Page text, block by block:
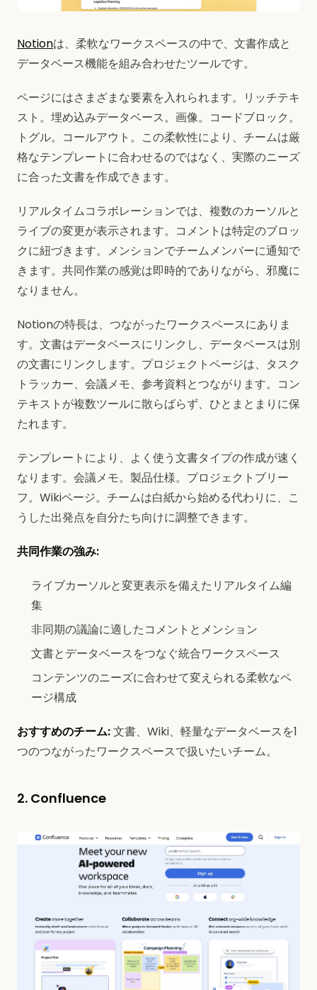
Notionは、柔軟なワークスペースの中で、文書作成と
データベース機能を組み合わせたツールです。
ページにはさまざまな要素を入れられます。リッチテキ
スト。埋め込みデータベース。画像。コードブロック。
トグル。コールアウト。この柔軟性により、チームは厳
格なテンプレートに合わせるのではなく、実際のニーズ
に合った文書を作成できます。
リアルタイムコラボレーションでは、複数のカーソルと
ライブの変更が表示されます。コメントは特定のブロッ
クに紐づきます。メンションでチームメンバーに通知で
きます。共同作業の感覚は即時的でありながら、邪魔に
なりません。
Notionの特長は、つながったワークスペースにありま
す。文書はデータベースにリンクし、データベースは別
の文書にリンクします。プロジェクトページは、タスク
トラッカー、会議メモ、参考資料とつながります。コン
テキストが複数ツールに散らばらず、ひとまとまりに保
たれます。
テンプレートにより、よく使う文書タイプの作成が速く
なります。会議メモ。製品仕様。プロジェクトブリー
フ。Wikiページ。チームは白紙から始める代わりに、こ
うした出発点を自分たち向けに調整できます。
共同作業の強み:
ライブカーソルと変更表示を備えたリアルタイム編
集
非同期の議論に適したコメントとメンション
文書とデータベースをつなぐ統合ワークスペース
コンテンツのニーズに合わせて変えられる柔軟なペ
ージ構成
おすすめのチーム:文書、Wiki、軽量なデータベースを1
つのつながったワークスペースで扱いたいチーム。
2. Confluence